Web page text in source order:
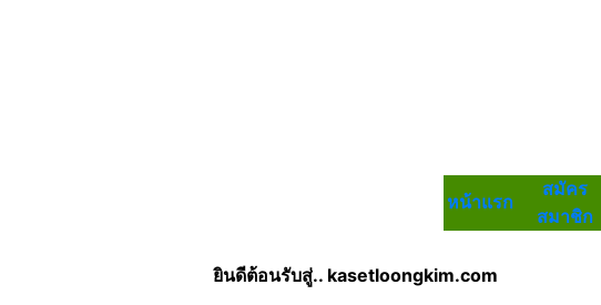
หน้าแรก
สมัคร
สมาชิก
ยินดีต้อนรับสู่.. kasetloongkim.com